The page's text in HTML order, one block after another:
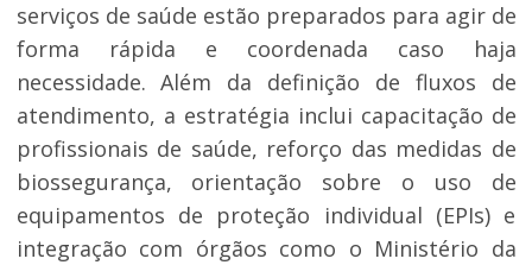
serviços de saúde estão preparados para agir de
forma rápida e coordenada caso haja
necessidade. Além da definição de fluxos de
atendimento, a estratégia inclui capacitação de
profissionais de saúde, reforço das medidas de
biossegurança, orientação sobre o uso de
equipamentos de proteção individual (EPIs) e
integração com órgãos como o Ministério da